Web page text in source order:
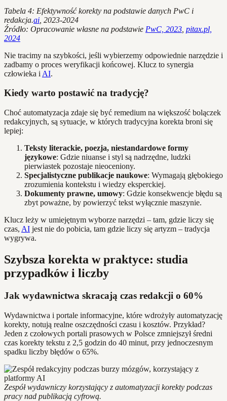
Tabela 4: Efektywność korekty na podstawie danych PwC i
redakcja.ai , 2023-2024
Źródło: Opracowanie własne na podstawie PwC, 2023 pitax.pl,
2024
Nie tracimy na szybkości, jeśli wybierzemy odpowiednie narzędzie i
zadbamy o proces weryfikacji końcowej. Klucz to synergia
człowieka i AI.
Kiedy warto postawić na tradycję?
Choć automatyzacja zdaje się być remedium na większość bolączek
redakcyjnych, są sytuacje, w których tradycyjna korekta broni się
lepiej:
Teksty literackie, poezja, niestandardowe formy
językowe: Gdzie niuanse i styl są nadrzędne, ludzki
pierwiastek pozostaje nieoceniony.
Specjalistyczne publikacje naukowe: Wymagają głębokiego
zrozumienia kontekstu i wiedzy eksperckiej.
Dokumenty prawne, umowy: Gdzie konsekwencje błędu są
zbyt poważne, by powierzyć tekst wyłącznie maszynie.
Klucz leży w umiejętnym wyborze narzędzi – tam, gdzie liczy się
czas, AI jest nie do pobicia, tam gdzie liczy się artyzm – tradycja
wygrywa.
Szybsza korekta w praktyce: studia
przypadków i liczby
Jak wydawnictwa skracają czas redakcji o 60%
Wydawnictwa i portale informacyjne, które wdrożyły automatyzację
korekty, notują realne oszczędności czasu i kosztów. Przykład?
Jeden z czołowych portali prasowych w Polsce zmniejszył średni
czas korekty tekstu z 2,5 godzin do 40 minut, przy jednoczesnym
spadku liczby błędów o 65%.
Zespół wydawniczy korzystający z automatyzacji korekty podczas
pracy nad publikacją cyfrową.